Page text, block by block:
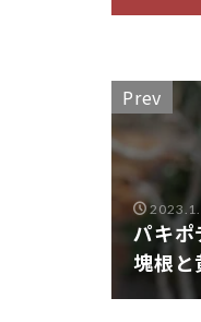
の相
店頭
で出
会っ
てく
ださ
い
Prev
パキポ
塊根と